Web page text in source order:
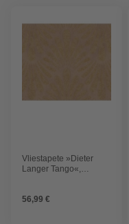
Vliestapete »Dieter
Langer Tango«,
56,99 €